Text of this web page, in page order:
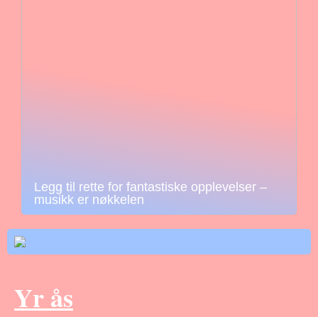
Legg til rette for fantastiske opplevelser –
musikk er nøkkelen
Yr ås